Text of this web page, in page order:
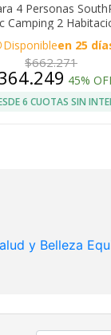
4 Personas
Camping 2
Familiar
Disponibleen 25
$662.271
45%
6 CUOTAS SIN
y Belleza